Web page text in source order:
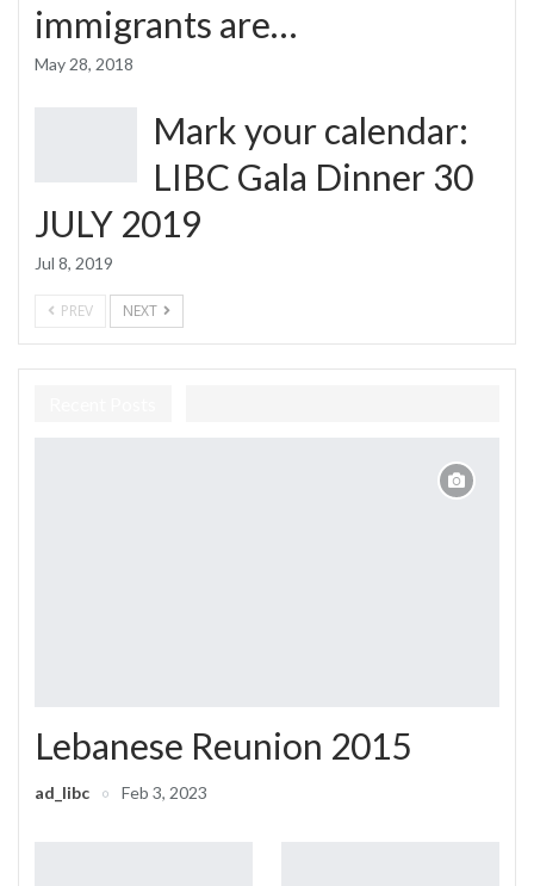
immigrants are…
May 28, 2018
Mark your calendar:
LIBC Gala Dinner 30
JULY 2019
Jul 8, 2019
PREV NEXT
Lebanese Reunion 2015
ad_libc Feb 3, 2023